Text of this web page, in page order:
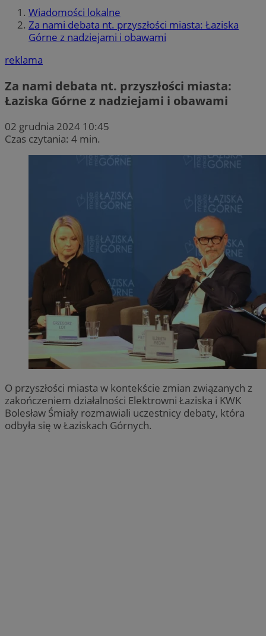
Wiadomości lokalne
Za nami debata nt. przyszłości miasta: Łaziska
Górne z nadziejami i obawami
reklama
Za nami debata nt. przyszłości miasta:
Łaziska Górne z nadziejami i obawami
02 grudnia 2024 10:45
Czas czytania: 4 min.
O przyszłości miasta w kontekście zmian związanych z
zakończeniem działalności Elektrowni Łaziska i KWK
Bolesław Śmiały rozmawiali uczestnicy debaty, która
odbyła się w Łaziskach Górnych.